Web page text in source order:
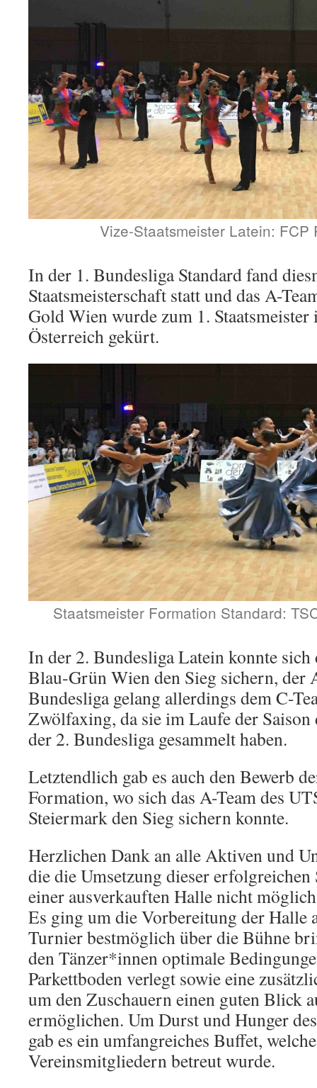
Vize-Staatsmeister Latein: FCP
In der 1. Bundesliga Standard fand
Staatsmeisterschaft statt und das A-
Gold Wien wurde zum 1.
Österreich gekürt.
Staatsmeister Formation Standard:
In der 2. Bundesliga Latein konnte sich
Blau-Grün Wien den Sieg sichern, der
Bundesliga gelang allerdings dem C-
Zwölfaxing, da sie im Laufe der
der 2. Bundesliga gesammelt haben.
Letztendlich gab es auch den Bewerb
Formation, wo sich das A-Team des
Steiermark den Sieg sichern konnte.
Herzlichen Dank an alle Aktiven und
die die Umsetzung dieser erfolgreichen
einer ausverkauften Halle nicht
Es ging um die Vorbereitung der Halle
Turnier bestmöglich über die Bühne
den Tänzer*innen optimale
Parkettboden verlegt sowie eine
um den Zuschauern einen guten Blick
ermöglichen. Um Durst und Hunger
gab es ein umfangreiches Buffet,
Vereinsmitgliedern betreut wurde.